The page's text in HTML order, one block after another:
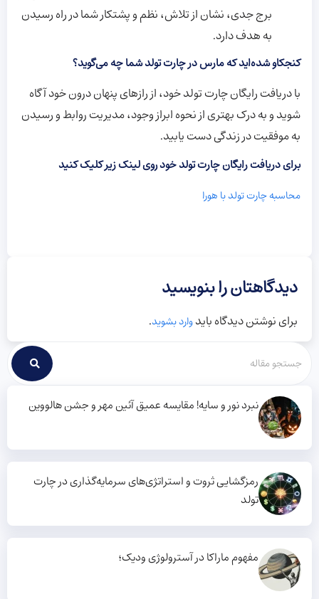
برج جدی، نشان از تلاش، نظم و پشتکار شما در راه رسیدن
به هدف دارد.
کنجکاو شده‌اید که مارس در چارت تولد شما چه می‌گوید؟
با دریافت رایگان چارت تولد خود، از رازهای پنهان درون خود آگاه
شوید و به درک بهتری از نحوه ابراز وجود، مدیریت روابط و رسیدن
به موفقیت در زندگی دست یابید.
برای دریافت رایگان چارت تولد خود روی لینک زیر کلیک کنید
محاسبه چارت تولد با هورا
دیدگاهتان را بنویسید
برای نوشتن دیدگاه بایدوارد بشوید.
نبرد نور و سایه! مقایسه عمیق آئین مهر و جشن هالووین
رمزگشایی ثروت و استراتژی‌های سرمایه‌گذاری در چارت
تولد
مفهوم ماراکا در آسترولوژی ودیک؛